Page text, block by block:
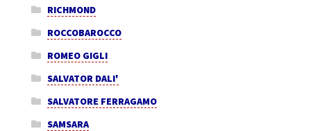
RICHMOND
ROCCOBAROCCO
ROMEO GIGLI
SALVATOR DALI'
SALVATORE FERRAGAMO
SAMSARA